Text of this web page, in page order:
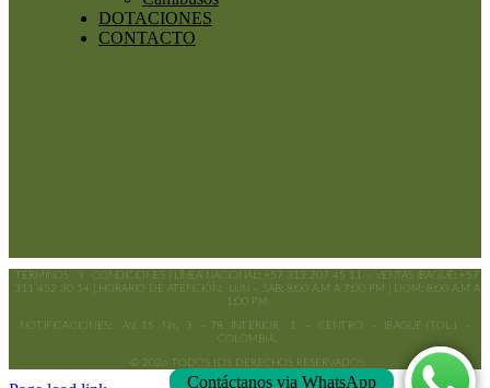
DOTACIONES
CONTACTO
TÉRMINOS Y CONDICIONES | LÍNEA NACIONAL: +57 313 207 45 11 – VENTAS IBAGUÉ: +57
311 452 30 14 | HORARIO DE ATENCIÓN: LUN – SAB: 8:00 A.M A 7:00 PM | DOM: 8:00 A.M A
1:00 PM
NOTIFICACIONES: AV. 15 No. 3 – 78 INTERIOR 1 – CENTRO – IBAGUÉ (TOL.) –
COLOMBIA.
© 2026 TODOS LOS DERECHOS RESERVADOS
Contáctanos via WhatsApp